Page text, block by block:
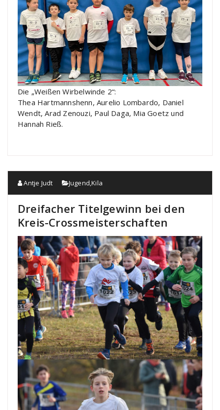
Die „Weißen Wirbelwinde 2“:
Thea Hartmannshenn, Aurelio Lombardo, Daniel
Wendt, Arad Zenouzi, Paul Daga, Mia Goetz und
Hannah Rieß.
Antje Judt Jugend,Kila
Dreifacher Titelgewinn bei den
Kreis-Crossmeisterschaften